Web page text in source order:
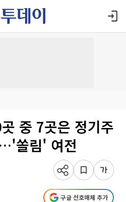
중 7곳은 정기주
쏠림' 여전
구글 선호매체 추가